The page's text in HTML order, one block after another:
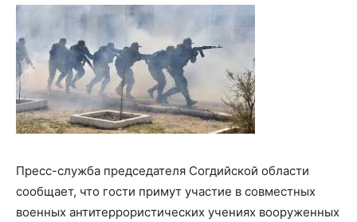
Пресс-служба председателя Согдийской области
сообщает, что гости примут участие в совместных
военных антитеррористических учениях вооруженных